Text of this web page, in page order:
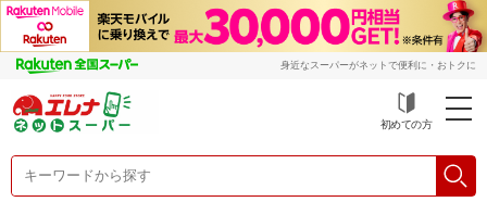
身近なスーパーがネットで便利に・おトクに
初めての方